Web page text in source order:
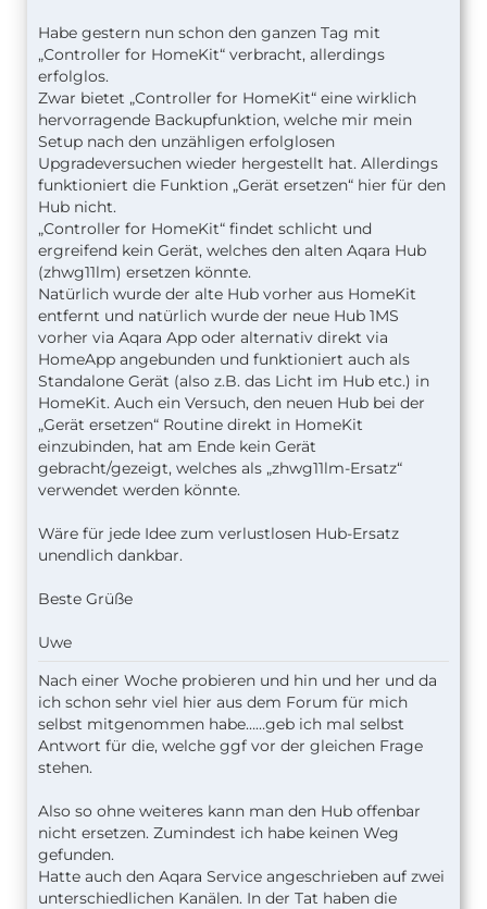
Habe gestern nun schon den ganzen Tag mit
„Controller for HomeKit“ verbracht, allerdings
erfolglos.
Zwar bietet „Controller for HomeKit“ eine wirklich
hervorragende Backupfunktion, welche mir mein
Setup nach den unzähligen erfolglosen
Upgradeversuchen wieder hergestellt hat. Allerdings
funktioniert die Funktion „Gerät ersetzen“ hier für den
Hub nicht.
„Controller for HomeKit“ findet schlicht und
ergreifend kein Gerät, welches den alten Aqara Hub
(zhwg11lm) ersetzen könnte.
Natürlich wurde der alte Hub vorher aus HomeKit
entfernt und natürlich wurde der neue Hub 1MS
vorher via Aqara App oder alternativ direkt via
HomeApp angebunden und funktioniert auch als
Standalone Gerät (also z.B. das Licht im Hub etc.) in
HomeKit. Auch ein Versuch, den neuen Hub bei der
„Gerät ersetzen“ Routine direkt in HomeKit
einzubinden, hat am Ende kein Gerät
gebracht/gezeigt, welches als „zhwg11lm-Ersatz“
verwendet werden könnte.
Wäre für jede Idee zum verlustlosen Hub-Ersatz
unendlich dankbar.
Beste Grüße
Uwe
Nach einer Woche probieren und hin und her und da
ich schon sehr viel hier aus dem Forum für mich
selbst mitgenommen habe……geb ich mal selbst
Antwort für die, welche ggf vor der gleichen Frage
stehen.
Also so ohne weiteres kann man den Hub offenbar
nicht ersetzen. Zumindest ich habe keinen Weg
gefunden.
Hatte auch den Aqara Service angeschrieben auf zwei
unterschiedlichen Kanälen. In der Tat haben die